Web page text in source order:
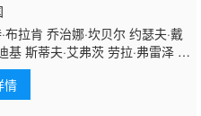
布拉肯 乔治娜·坎贝尔 约瑟夫·戴
基 斯蒂夫·艾弗茨 劳拉·弗雷泽 克
朱莉·格雷厄姆 加里·刘易斯 约翰·
·纽马克·琼斯
德汉姆 欧文·怀特劳 亚德里安·埃
情